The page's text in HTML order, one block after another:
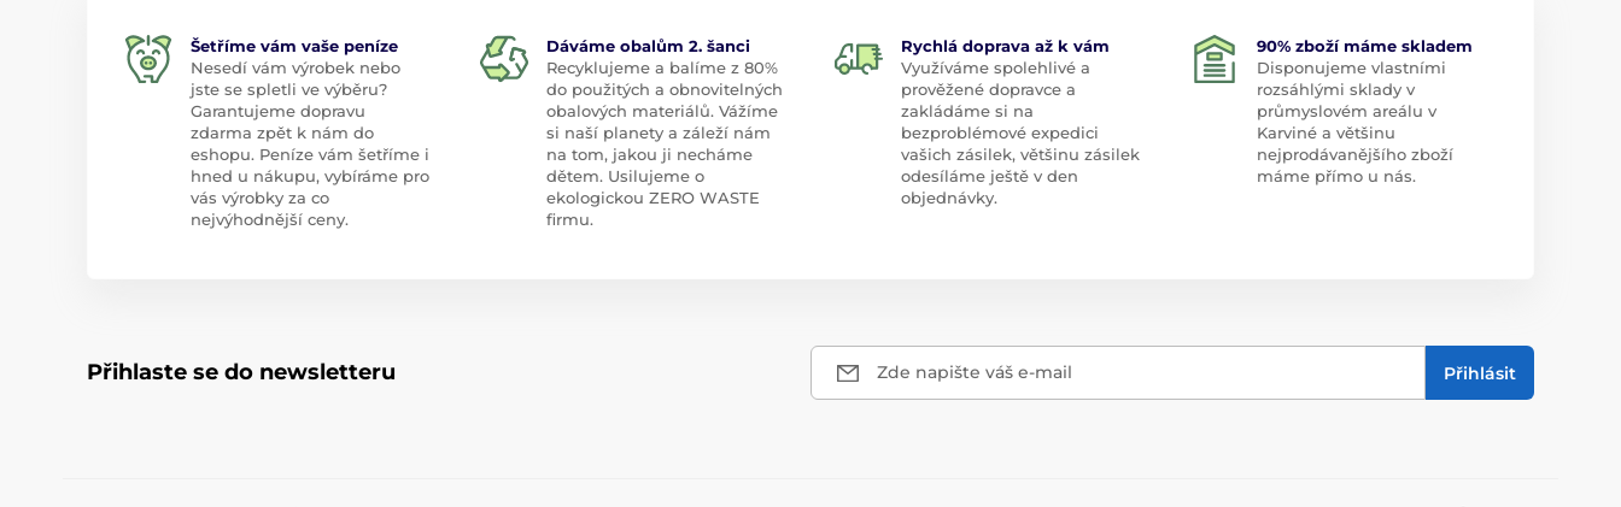
Šetříme vám vaše peníze
Nesedí vám výrobek nebo
jste se spletli ve výběru?
Garantujeme dopravu
zdarma zpět k nám do
eshopu. Peníze vám šetříme i
hned u nákupu, vybíráme pro
vás výrobky za co
nejvýhodnější ceny.
Dáváme obalům 2. šanci
Recyklujeme a balíme z 80%
do použitých a obnovitelných
obalových materiálů. Vážíme
si naší planety a záleží nám
na tom, jakou ji necháme
dětem. Usilujeme o
ekologickou ZERO WASTE
firmu.
Rychlá doprava až k vám
Využíváme spolehlivé a
prověžené dopravce a
zakládáme si na
bezproblémové expedici
vašich zásilek, většinu zásilek
odesíláme ještě v den
objednávky.
90% zboží máme skladem
Disponujeme vlastními
rozsáhlými sklady v
průmyslovém areálu v
Karviné a většinu
nejprodávanějšího zboží
máme přímo u nás.
Přihlaste se do newsletteru Zde napište váš e-mail Přihlásit